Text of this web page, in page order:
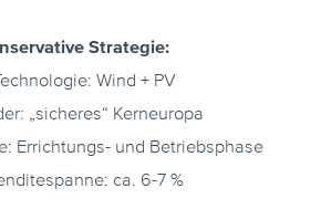
Strategie:
Wind + PV
„sicheres“ Kerneuropa
Errichtungs- und Betriebsphase
ca. 6-7 %